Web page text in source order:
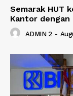
Semarak HUT
Kantor dengan
ADMIN 2 -